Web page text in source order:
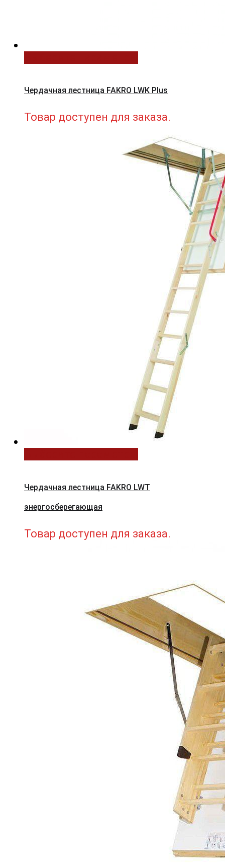
Чердачная лестница FAKRO LWK Plus
Товар доступен для заказа.
Чердачная лестница FAKRO LWT
энергосберегающая
Товар доступен для заказа.